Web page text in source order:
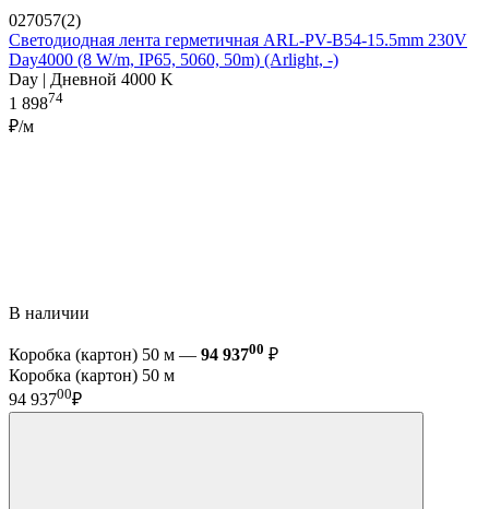
027057(2)
Светодиодная лента герметичная ARL-PV-B54-15.5mm 230V
Day4000 (8 W/m, IP65, 5060, 50m) (Arlight, -)
Day | Дневной 4000 K
1 89874
₽/м
В наличии
Коробка (картон) 50 м — 94 93700 ₽
Коробка (картон) 50 м
94 93700₽